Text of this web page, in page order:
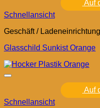
Auf
Schnellansicht
Geschäft / Ladeneinrichtung
Glasschild Sunkist Orange
Auf
Schnellansicht